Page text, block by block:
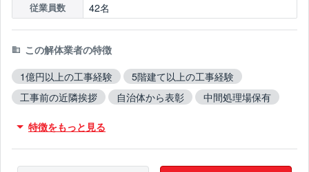
従業員数 42名
この解体業者の特徴
1億円以上の工事経験
5階建て以上の工事経験
工事前の近隣挨拶
自治体から表彰
中間処理場保有
特徴をもっと見る